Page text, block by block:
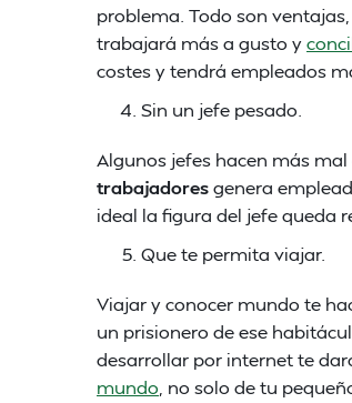
problema. Todo son
trabajará más a gusto y
costes y tendrá empleados
Sin un jefe pesado.
Algunos jefes hacen más
trabajadoresgenera
ideal la figura del jefe queda
Que te permita viajar.
Viajar y conocer mundo te
un prisionero de ese
desarrollar por internet te
mundo , no solo de tu